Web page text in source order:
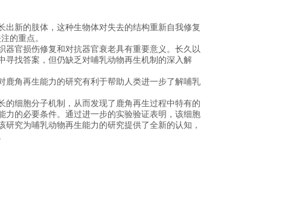
新的肢体，这种生物体对失去的结构重新自我修复
的重点。
官损伤修复和对抗器官衰老具有重要意义。长久以
寻找答案，但仍缺乏对哺乳动物再生机制的深入解
鹿角再生能力的研究有利于帮助人类进一步了解哺乳
细胞分子机制，从而发现了鹿角再生过程中特有的
的必要条件。通过进一步的实验验证表明，该细胞
究为哺乳动物再生能力的研究提供了全新的认知，